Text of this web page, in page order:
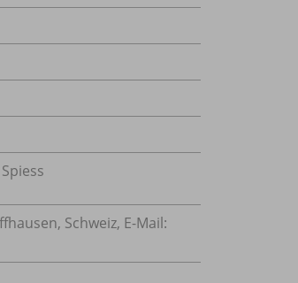
Schweiz, E-Mail: